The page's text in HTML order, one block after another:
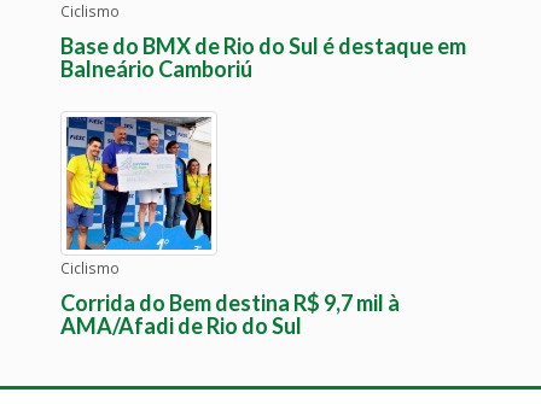
Ciclismo
Base do BMX de Rio do Sul é destaque em
Balneário Camboriú
Ciclismo
Corrida do Bem destina R$ 9,7 mil à
AMA/Afadi de Rio do Sul